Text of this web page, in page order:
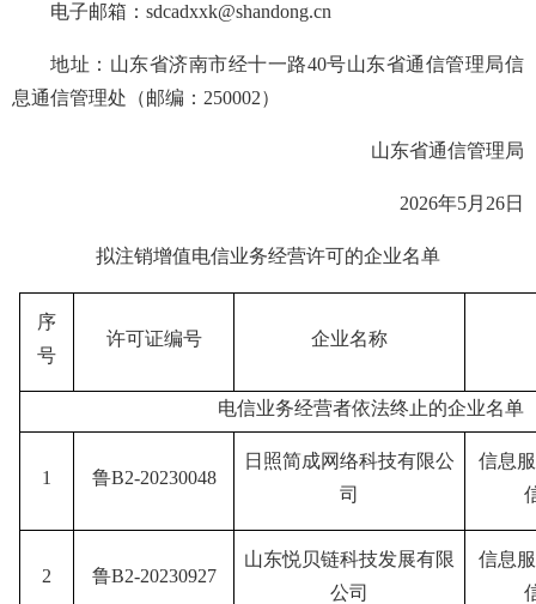
电子邮箱：sdcadxxk@shandong.cn
地址：山东省济南市经十一路40号山东省通信管理局信
息通信管理处（邮编：250002）
山东省通信管理局
2026年5月26日
拟注销增值电信业务经营许可的企业名单
序
号
许可证编号 企业名称
电信业务经营者依法终止的企业名单
1 鲁B2-20230048
日照简成网络科技有限公
司
信息
2 鲁B2-20230927
山东悦贝链科技发展有限
公司
信息